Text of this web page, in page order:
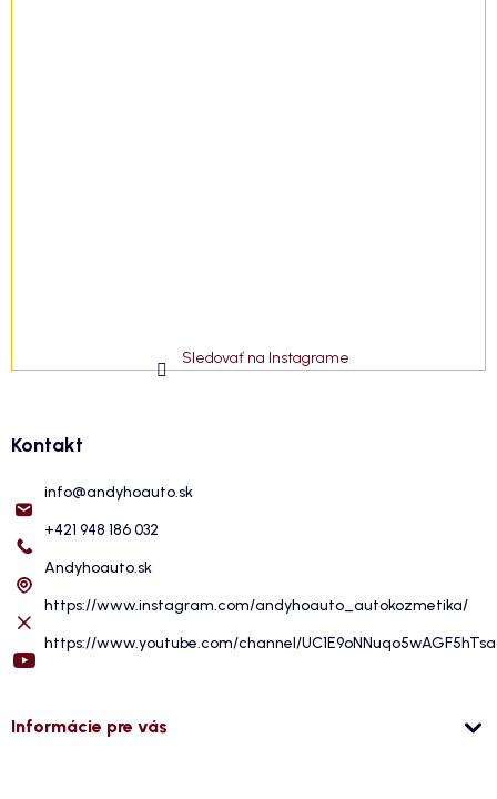
Sledovať na Instagrame
Kontakt
info@andyhoauto.sk
+421 948 186 032
Andyhoauto.sk
https://www.instagram.com/andyhoauto_autokozmetika/
https://www.youtube.com/channel/
Informácie pre vás